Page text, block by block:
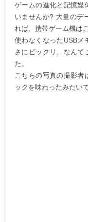
ゲームの進化と記憶媒
いませんか? 大量のデ
れば、携帯ゲーム機は
使わなくなったUSBメ
さにビックリ…なんて
た。
こちらの写真の撮影者
ックを味わったみたいで